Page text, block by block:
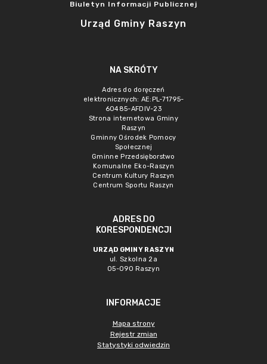
Biuletyn Informacji Publicznej
Urząd Gminy Raszyn
NA SKRÓTY
Adres do doręczeń
elektronicznych: AE:PL-71795-
60485-AFDIV-23
Strona internetowa Gminy
Raszyn
Gminny Ośrodek Pomocy
Społecznej
Gminne Przedsięborstwo
Komunalne Eko-Raszyn
Centrum Kultury Raszyn
Centrum Sportu Raszyn
ADRES DO
KORESPONDENCJI
URZĄD GMINY RASZYN
ul. Szkolna 2a
05-090 Raszyn
INFORMACJE
Mapa strony
Rejestr zmian
Statystyki odwiedzin